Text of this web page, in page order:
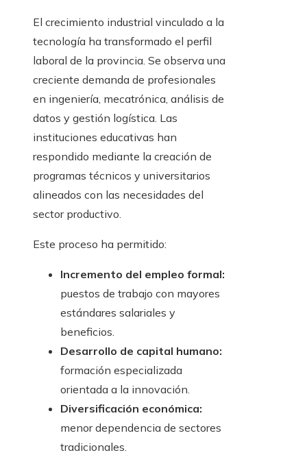
El crecimiento industrial vinculado a la
tecnología ha transformado el perfil
laboral de la provincia. Se observa una
creciente demanda de profesionales
en ingeniería, mecatrónica, análisis de
datos y gestión logística. Las
instituciones educativas han
respondido mediante la creación de
programas técnicos y universitarios
alineados con las necesidades del
sector productivo.
Este proceso ha permitido:
Incremento del empleo formal:
puestos de trabajo con mayores
estándares salariales y
beneficios.
Desarrollo de capital humano:
formación especializada
orientada a la innovación.
Diversificación económica:
menor dependencia de sectores
tradicionales.